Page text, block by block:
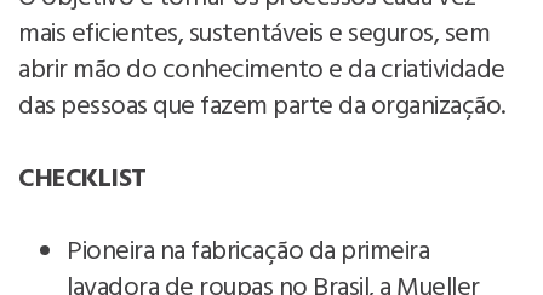
mais eficientes, sustentáveis e seguros, sem
abrir mão do conhecimento e da criatividade
das pessoas que fazem parte da organização.
CHECKLIST
Pioneira na fabricação da primeira